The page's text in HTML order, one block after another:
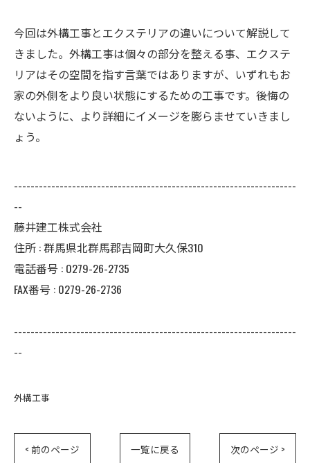
今回は外構工事とエクステリアの違いについて解説して
きました。外構工事は個々の部分を整える事、エクステ
リアはその空間を指す言葉ではありますが、いずれもお
家の外側をより良い状態にするための工事です。後悔の
ないように、より詳細にイメージを膨らませていきまし
ょう。
--------------------------------------------------------------------
--
藤井建工株式会社
住所 :群馬県北群馬郡吉岡町大久保310
電話番号 : 0279-26-2735
FAX番号 : 0279-26-2736
--------------------------------------------------------------------
--
外構工事
< 前のページ 一覧に戻る 次のページ >